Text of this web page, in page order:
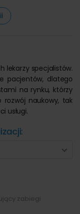
lekarzy specjalistów.
pacjentów, dlatego
na rynku, którzy
rozwój naukowy, tak
usługi.
zabiegi